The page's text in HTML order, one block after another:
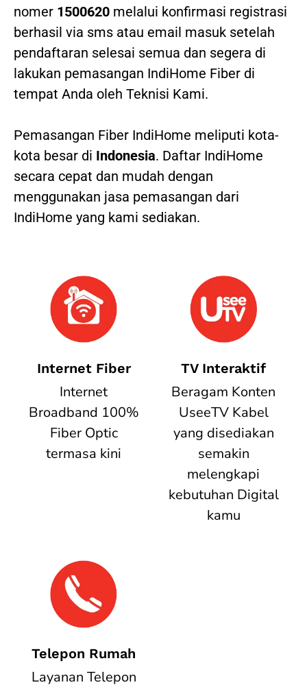
nomer 1500620 melalui konfirmasi registrasi
berhasil via sms atau email masuk setelah
pendaftaran selesai semua dan segera di
lakukan pemasangan IndiHome Fiber di
tempat Anda oleh Teknisi Kami.
Pemasangan Fiber IndiHome meliputi kota-
kota besar di Indonesia. Daftar IndiHome
secara cepat dan mudah dengan
menggunakan jasa pemasangan dari
IndiHome yang kami sediakan.
Internet Fiber
Internet
Broadband 100%
Fiber Optic
termasa kini
TV Interaktif
Beragam Konten
UseeTV Kabel
yang disediakan
semakin
melengkapi
kebutuhan Digital
kamu
Telepon Rumah
Layanan Telepon